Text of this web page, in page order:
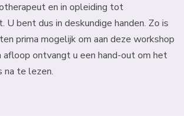
en in opleiding tot
U bent dus in deskundige handen. Zo is
prima mogelijk om aan deze workshop
afloop ontvangt u een hand-out om het
na te lezen.